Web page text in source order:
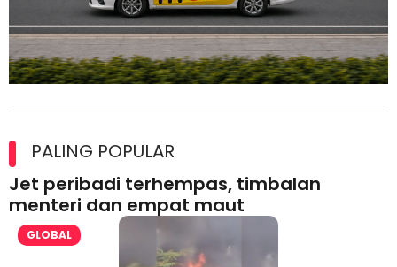
lesen separuh pertama 2026
PALING POPULAR
Jet peribadi terhempas, timbalan
menteri dan empat maut
GLOBAL